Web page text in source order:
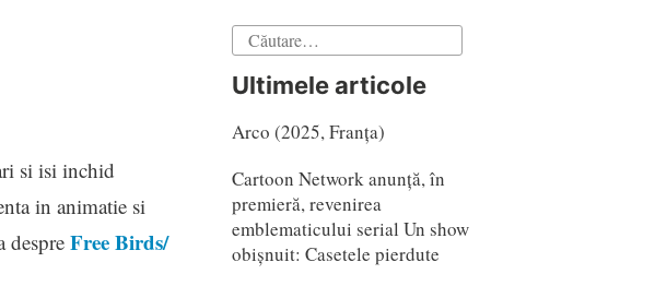
si isi inchid
in animatie si
despre Free Birds/
Caută
Ultimele articole
Arco (2025, Franța)
Cartoon Network anunță, în
premieră, revenirea
emblematicului serial Un show
obișnuit: Casetele pierdute